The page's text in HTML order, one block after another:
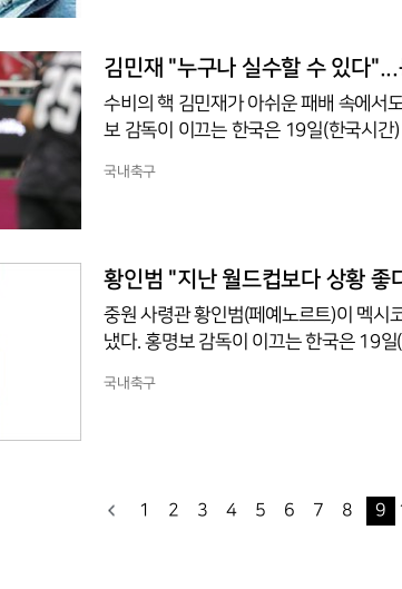
피언스리그 결승으로 이끌고, 손흥민을
김민재 "누구나 실수할 수 있다
수비의 핵 김민재가 아쉬운 패배 속에서
보 감독이 이끄는 한국은 19일(한국시
비 실수로 결승골을 내줬다. 공중볼을
요 없다"며 "사인이 안 맞았을 뿐이니 대
국내축구
황인범 "지난 월드컵보다 상황
중원 사령관 황인범(페예노르트)이 멕시
냈다. 홍명보 감독이 이끄는 한국은 19
만난 황인범은 "지난 월드컵 때보다 2차
국내축구
1 2 3 4 5 6 7 8 9